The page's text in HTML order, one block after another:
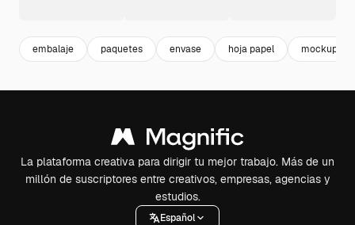
embalaje paquetes envase hoja papel mockup
La plataforma creativa para dirigir tu mejor trabajo. Más de un
millón de suscriptores entre creativos, empresas, agencias y
estudios.
Español